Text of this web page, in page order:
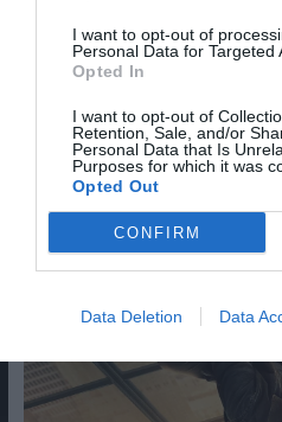
I want to opt-out of
Personal Data for Targeted
Opted In
I want to opt-out of
Retention, Sale, and/or
Personal Data that Is
Purposes for which it was
Opted Out
CONFIRM
Data Deletion Data